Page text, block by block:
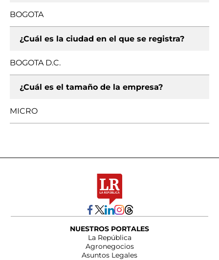
BOGOTA
¿Cuál es la ciudad en el que se registra?
BOGOTA D.C.
¿Cuál es el tamaño de la empresa?
MICRO
NUESTROS PORTALES
La República
Agronegocios
Asuntos Legales